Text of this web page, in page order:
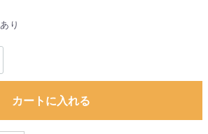
り
カートに入れる